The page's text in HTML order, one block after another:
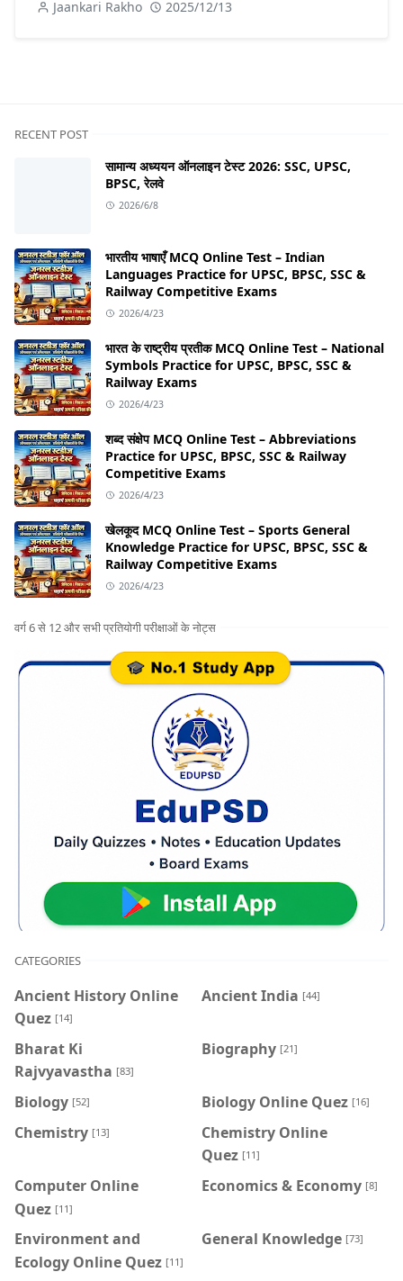
Jaankari Rakho 2025/12/13
RECENT POST
सामान्य अध्ययन ऑनलाइन टेस्ट 2026: SSC, UPSC,
BPSC, रेलवे
2026/6/8
भारतीय भाषाएँ MCQ Online Test – Indian
Languages Practice for UPSC, BPSC, SSC &
Railway Competitive Exams
2026/4/23
भारत के राष्ट्रीय प्रतीक MCQ Online Test – National
Symbols Practice for UPSC, BPSC, SSC &
Railway Exams
2026/4/23
शब्द संक्षेप MCQ Online Test – Abbreviations
Practice for UPSC, BPSC, SSC & Railway
Competitive Exams
2026/4/23
खेलकूद MCQ Online Test – Sports General
Knowledge Practice for UPSC, BPSC, SSC &
Railway Competitive Exams
2026/4/23
वर्ग 6 से 12 और सभी प्रतियोगी परीक्षाओं के नोट्स
CATEGORIES
Ancient History Online
Quez [14]
Ancient India [44]
Bharat Ki
Rajvyavastha [83]
Biography [21]
Biology [52] Biology Online Quez [16]
Chemistry [13]
Chemistry Online
Quez [11]
Computer Online
Quez [11]
Economics & Economy [8]
Environment and
Ecology Online Quez [11]
General Knowledge [73]